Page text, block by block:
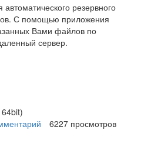
резервного
С помощью приложения
Вами файлов по
сервер.
6227 просмотров